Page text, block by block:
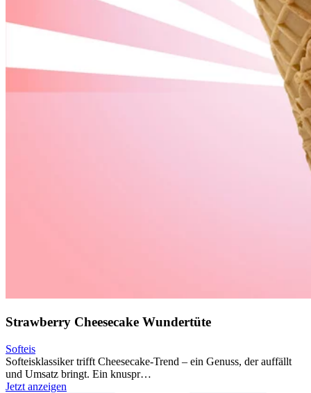
Strawberry Cheesecake Wundertüte
Softeis
Softeisklassiker trifft Cheesecake-Trend – ein Genuss, der auffällt
und Umsatz bringt. Ein knuspr…
Jetzt anzeigen